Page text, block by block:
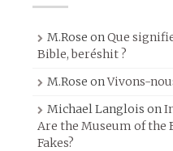
M.Rose onQue
Bible, beréshit ?
M.Rose onVivons-
Michael Langlois on
Are the Museum of the
Fakes?